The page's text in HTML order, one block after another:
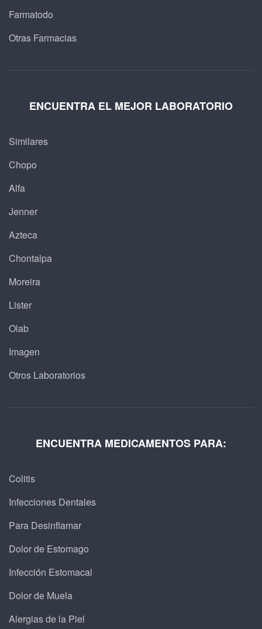
Farmatodo
Otras Farmacias
ENCUENTRA EL MEJOR LABORATORIO
Similares
Chopo
Alfa
Jenner
Azteca
Chontalpa
Moreira
Lister
Olab
Imagen
Otros Laboratorios
ENCUENTRA MEDICAMENTOS PARA:
Colitis
Infecciones Dentales
Para Desinflamar
Dolor de Estomago
Infección Estomacal
Dolor de Muela
Alergias de la Piel